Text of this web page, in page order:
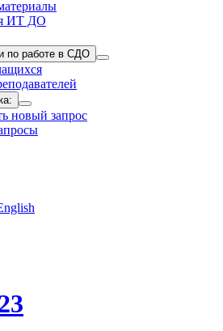
ИТ ДО
по работе в СДО
новый запрос